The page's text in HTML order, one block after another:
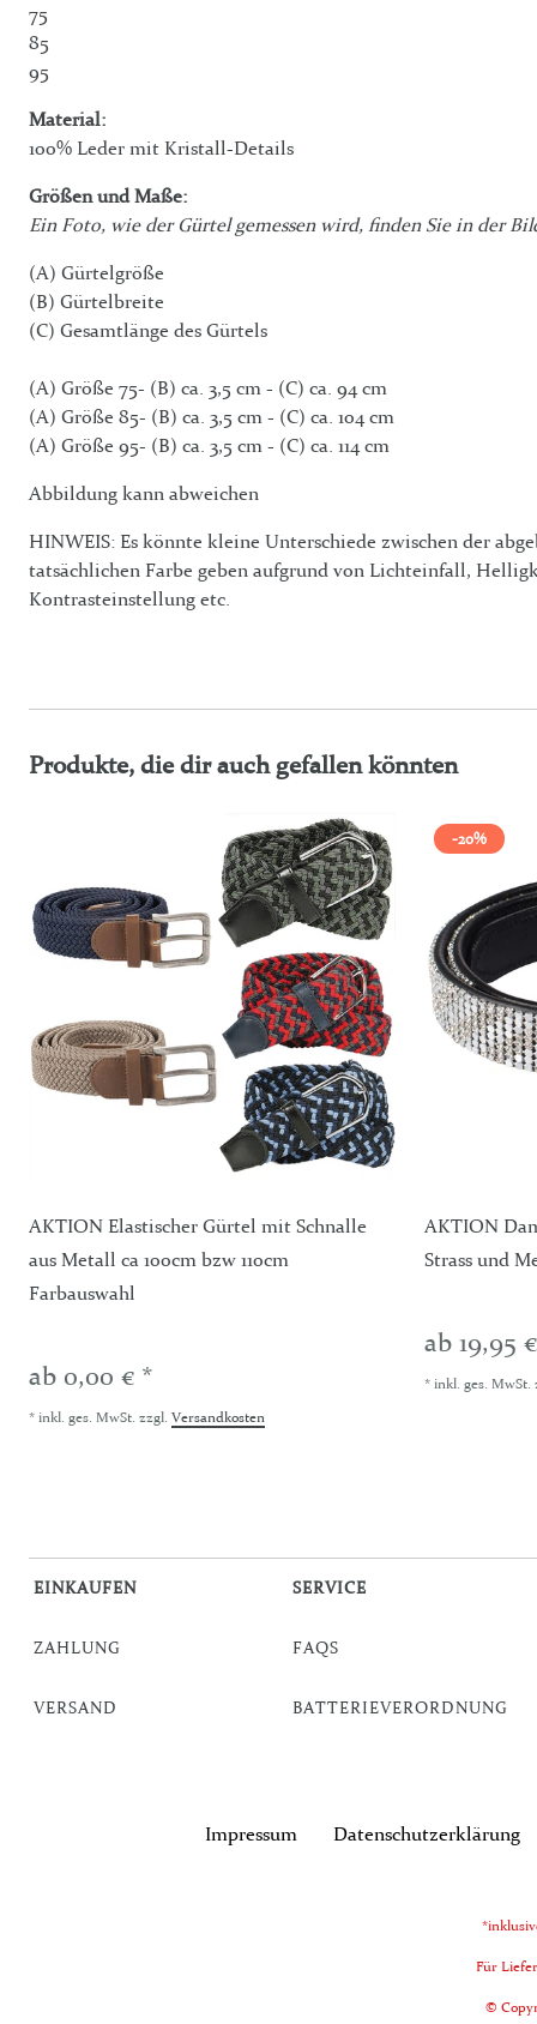
75
85
95
Material:
100% Leder mit Kristall-Details
Größen und Maße:
Ein Foto, wie der Gürtel gemessen wird, finden Sie in der
(A) Gürtelgröße
(B) Gürtelbreite
(C) Gesamtlänge des Gürtels
(A) Größe 75- (B) ca. 3,5 cm - (C) ca. 94 cm
(A) Größe 85- (B) ca. 3,5 cm - (C) ca. 104 cm
(A) Größe 95- (B) ca. 3,5 cm - (C) ca. 114 cm
Abbildung kann abweichen
HINWEIS: Es könnte kleine Unterschiede zwischen der
tatsächlichen Farbe geben aufgrund von Lichteinfall,
Kontrasteinstellung etc.
Produkte, die dir auch gefallen könnten
AKTION Elastischer Gürtel mit Schnalle
aus Metall ca 100cm bzw 110cm
Farbauswahl
ab 0,00 € *
* inkl. ges. MwSt. zzgl. Versandkosten
-20%
AKTION
Strass und
ab 19,95
* inkl. ges. MwSt.
EINKAUFEN
ZAHLUNG
VERSAND
SERVICE
FAQS
BATTERIEVERORDNUNG
Impressum Daten­schutz­erklärung
Für
©